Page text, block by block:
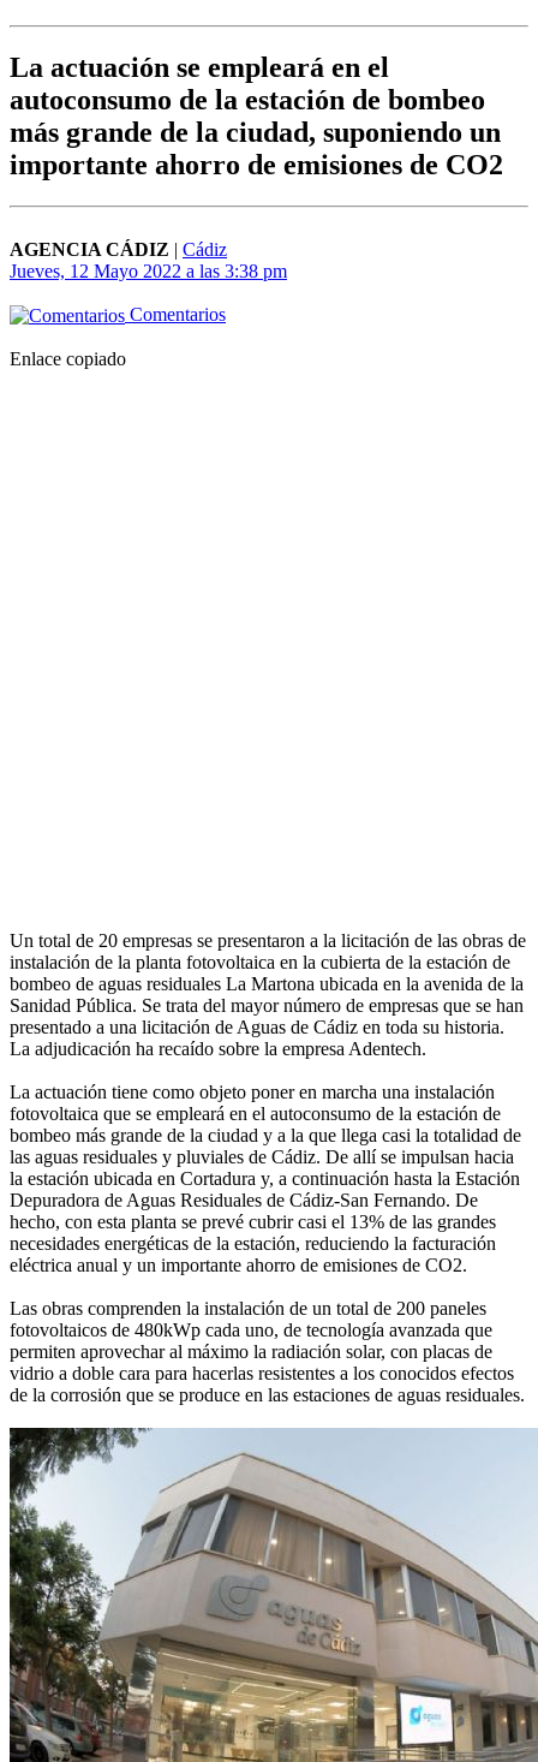
La actuación se empleará en el
autoconsumo de la estación de bombeo
más grande de la ciudad, suponiendo un
importante ahorro de emisiones de CO2
AGENCIA CÁDIZ | Cádiz
Jueves, 12 Mayo 2022 a las 3:38 pm
Comentarios
Enlace copiado
Un total de 20 empresas se presentaron a la licitación de las obras de
instalación de la planta fotovoltaica en la cubierta de la estación de
bombeo de aguas residuales La Martona ubicada en la avenida de la
Sanidad Pública. Se trata del mayor número de empresas que se han
presentado a una licitación de Aguas de Cádiz en toda su historia.
La adjudicación ha recaído sobre la empresa Adentech.
La actuación tiene como objeto poner en marcha una instalación
fotovoltaica que se empleará en el autoconsumo de la estación de
bombeo más grande de la ciudad y a la que llega casi la totalidad de
las aguas residuales y pluviales de Cádiz. De allí se impulsan hacia
la estación ubicada en Cortadura y, a continuación hasta la Estación
Depuradora de Aguas Residuales de Cádiz-San Fernando. De
hecho, con esta planta se prevé cubrir casi el 13% de las grandes
necesidades energéticas de la estación, reduciendo la facturación
eléctrica anual y un importante ahorro de emisiones de CO2.
Las obras comprenden la instalación de un total de 200 paneles
fotovoltaicos de 480kWp cada uno, de tecnología avanzada que
permiten aprovechar al máximo la radiación solar, con placas de
vidrio a doble cara para hacerlas resistentes a los conocidos efectos
de la corrosión que se produce en las estaciones de aguas residuales.